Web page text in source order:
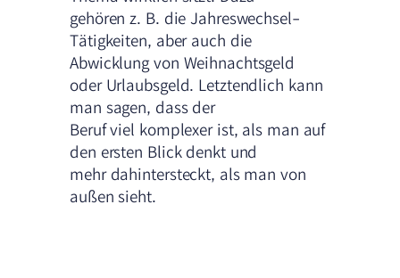
gehören z. B. die Jahreswechsel-
Tätigkeiten, aber auch die
Abwicklung von Weihnachtsgeld
oder Urlaubsgeld. Letztendlich kann
man sagen, dass der
Beruf viel komplexer ist, als man auf
den ersten Blick denkt und
mehr dahintersteckt, als man von
außen sieht.